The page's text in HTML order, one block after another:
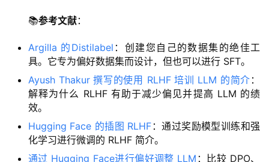
📚参考文献：
Argilla 的Distilabel ：创建您自己的数据集的绝佳工
具。它专为偏好数据集而设计，但也可以进行 SFT。
Ayush Thakur 撰写的使用 RLHF 培训 LLM 的简介 ：
解释为什么 RLHF 有助于减少偏见并提高 LLM 的绩
效。
Hugging Face 的插图 RLHF ：通过奖励模型训练和强
化学习进行微调的 RLHF 简介。
通过 Hugging Face进行偏好调整 LLM ：比较 DPO、